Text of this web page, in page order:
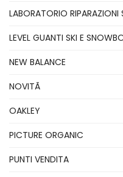
LABORATORIO RIPARAZIONI
LEVEL GUANTI SKI E
NEW BALANCE
NOVITÃ
OAKLEY
PICTURE ORGANIC
PUNTI VENDITA